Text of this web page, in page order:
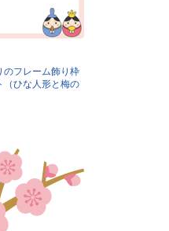
のフレーム飾り枠
（ひな人形と梅の